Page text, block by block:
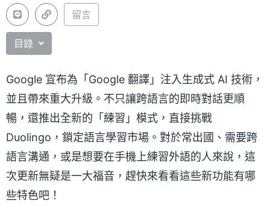
留言
目錄
Google 宣布為「Google 翻譯」注入生成式 AI 技術，
並且帶來重大升級。不只讓跨語言的即時對話更順
暢，還推出全新的「練習」模式，直接挑戰
Duolingo，鎖定語言學習市場。對於常出國、需要跨
語言溝通，或是想要在手機上練習外語的人來說，這
次更新無疑是一大福音，趕快來看看這些新功能有哪
些特色吧！